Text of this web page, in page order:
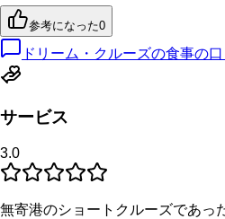
参考になった0
ドリーム・クルーズの食事の口
サービス
3.0
無寄港のショートクルーズであっ